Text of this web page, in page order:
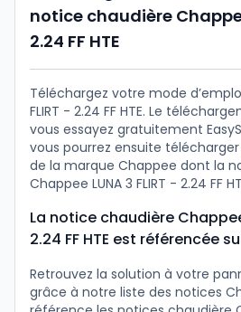
notice chaudière
2.24 FF HTE
Téléchargez votre mode
FLIRT - 2.24 FF HTE. Le
vous essayez gratuitement
vous pourrez ensuite
de la marque Chappee dont la
Chappee LUNA 3 FLIRT - 2.24 FF
La notice chaudière Chappee
2.24 FF HTE est référencée
Retrouvez la solution à votre
grâce à notre liste des notices